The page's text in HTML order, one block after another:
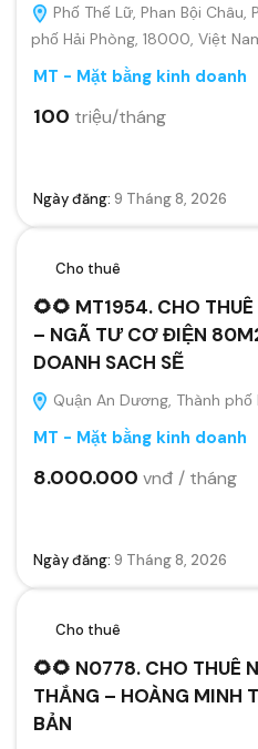
Phố Thế Lữ, Phan Bội Châu,
phố Hải Phòng, 18000, Việt
MT - Mặt bằng kinh doanh
100 triệu/tháng
Ngày đăng: 9 Tháng 8, 2026
Cho thuê
🌻🌻 MT1954. CHO
– NGÃ TƯ CƠ ĐIỆN
DOANH SACH SẼ
Quận An Dương, Thành phố
MT - Mặt bằng kinh doanh
8.000.000 vnđ / tháng
Ngày đăng: 9 Tháng 8, 2026
Cho thuê
🌻🌻 N0778. CHO THUÊ
THẮNG – HOÀNG MINH
BẢN